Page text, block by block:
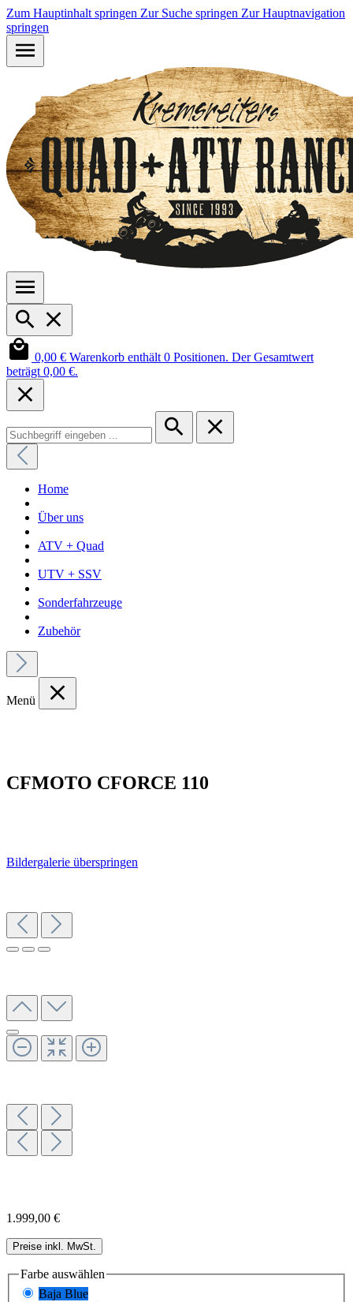
Zum Hauptinhalt springen Zur Suche springen Zur Hauptnavigation
springen
0,00 € Warenkorb enthält 0 Positionen. Der Gesamtwert
beträgt 0,00 €.
Home
Über uns
ATV + Quad
UTV + SSV
Sonderfahrzeuge
Zubehör
Menü
CFMOTO CFORCE 110
Bildergalerie überspringen
1.999,00 €
Preise inkl. MwSt.
Farbe auswählen
Baja Blue